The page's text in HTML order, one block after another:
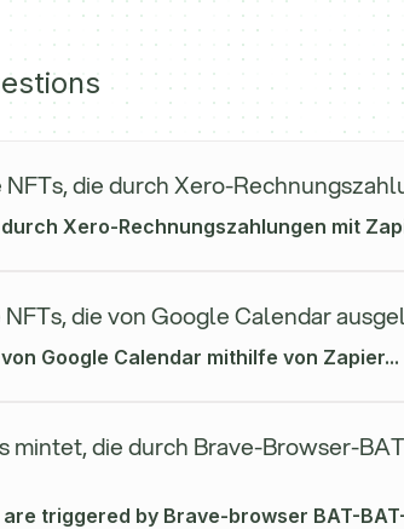
NFTs, die durch Xero-
Xero-Rechnungszahlungen mit
NFTs, die von Google Calendar
Google Calendar mithilfe von Zapier...
mintet, die durch Brave-Browser-
triggered by Brave-browser BAT-